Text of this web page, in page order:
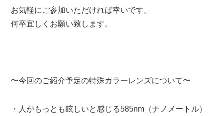
お気軽にご参加いただければ幸いです。
何卒宜しくお願い致します。
〜今回のご紹介予定の特殊カラーレンズについて〜
・人がもっとも眩しいと感じる585nm（ナノメートル）